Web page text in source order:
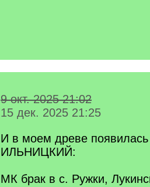
9 окт. 2025 21:02
15 дек. 2025 21:25
И в моем древе
ИЛЬНИЦКИЙ:
МК брак в с. Ружки,